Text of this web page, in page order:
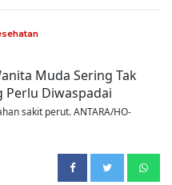
sakit perut. ANTARA/HO-